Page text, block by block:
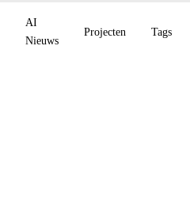
AI
Nieuws
Projecten Tags